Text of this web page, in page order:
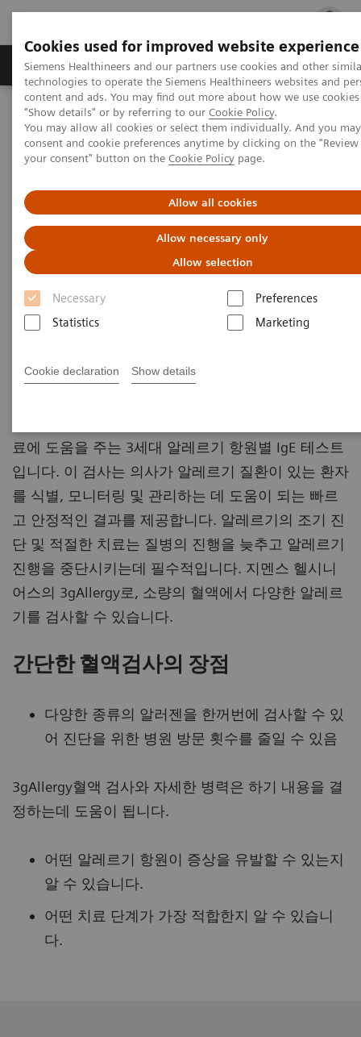
Cookies used for improved website experience
Siemens Healthineers and our partners use cookies and other
technologies to operate the Siemens Healthineers websites and
content and ads. You may find out more about how we use
"Show details" or by referring to our Cookie Policy.
You may allow all cookies or select them individually. And you
consent and cookie preferences anytime by clicking on the "Review
your consent" button on the Cookie Policy page.
Allow all cookies
Allow necessary only
Allow selection
Necessary
Preferences
Statistics
Marketing
Cookie declaration Show details
지멘스 헬시니어스(주) 채용 주요 제품
지멘스 헬시니어스(주)
Laboratory Diagnostics
Assays by Diseases & Conditions
Allergy 알레르기 검사시약
알레르기 검사시약
지멘스 헬시니어스의 알레르기 검사시약에 대해
알아보세요
트*
료에 도움을 주는 3세대 알레르기 항원별 IgE 테스트
입니다. 이 검사는 의사가 알레르기 질환이 있는 환자
를 식별, 모니터링 및 관리하는 데 도움이 되는 빠르
고 안정적인 결과를 제공합니다. 알레르기의 조기 진
단 및 적절한 치료는 질병의 진행을 늦추고 알레르기
진행을 중단시키는데 필수적입니다. 지멘스 헬시니
어스의 3gAllergy로, 소량의 혈액에서 다양한 알레르
기를 검사할 수 있습니다.
간단한 혈액검사의 장점
다양한 종류의 알러젠을 한꺼번에 검사할 수 있
어 진단을 위한 병원 방문 횟수를 줄일 수 있음
3gAllergy혈액 검사와 자세한 병력은 하기 내용을 결
정하는데 도움이 됩니다.
어떤 알레르기 항원이 증상을 유발할 수 있는지
알 수 있습니다.
어떤 치료 단계가 가장 적합한지 알 수 있습니
다.